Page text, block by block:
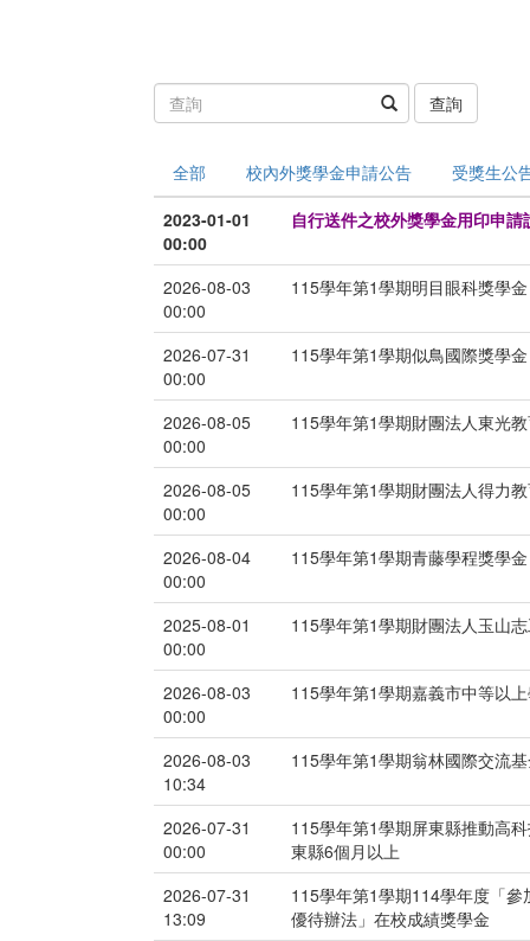
查詢
全部 校內外獎學金申請公告
受獎生公
2023-01-01
00:00
自行送件之校外獎學金用印申請
2026-08-03
00:00
115學年第1學期明目眼科獎學金
2026-07-31
00:00
115學年第1學期似鳥國際獎學金
2026-08-05
00:00
115學年第1學期財團法人東光
2026-08-05
00:00
115學年第1學期財團法人得力
2026-08-04
00:00
115學年第1學期青藤學程獎學金
2025-08-01
00:00
115學年第1學期財團法人玉山
2026-08-03
00:00
115學年第1學期嘉義市中等以
2026-08-03
10:34
115學年第1學期翁林國際交流
2026-07-31
00:00
115學年第1學期屏東縣推動高
東縣6個月以上
2026-07-31
13:09
115學年第1學期114學年度「
優待辦法」在校成績獎學金